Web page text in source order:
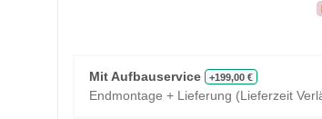
Mit Aufbauservice +199,00 €
Endmontage + Lieferung (Lieferzeit